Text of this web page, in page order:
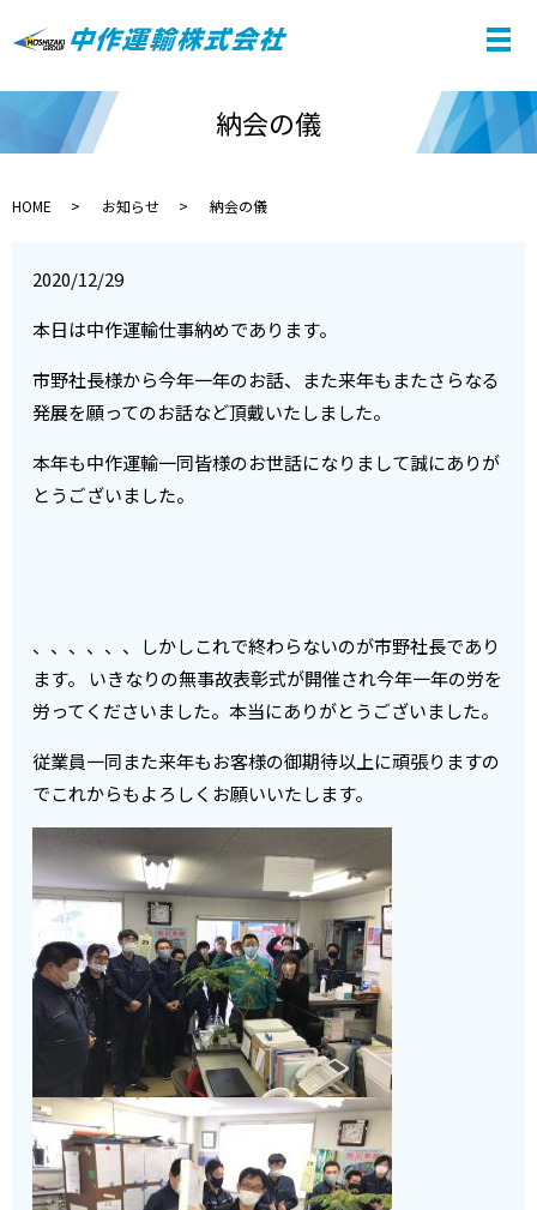
納会の儀
HOME お知らせ 納会の儀
2020/12/29
本日は中作運輸仕事納めであります。
市野社長様から今年一年のお話、また来年もまたさらなる
発展を願ってのお話など頂戴いたしました。
本年も中作運輸一同皆様のお世話になりまして誠にありが
とうございました。
、、、、、、しかしこれで終わらないのが市野社長であり
ます。 いきなりの無事故表彰式が開催され今年一年の労を
労ってくださいました。本当にありがとうございました。
従業員一同また来年もお客様の御期待以上に頑張りますの
でこれからもよろしくお願いいたします。